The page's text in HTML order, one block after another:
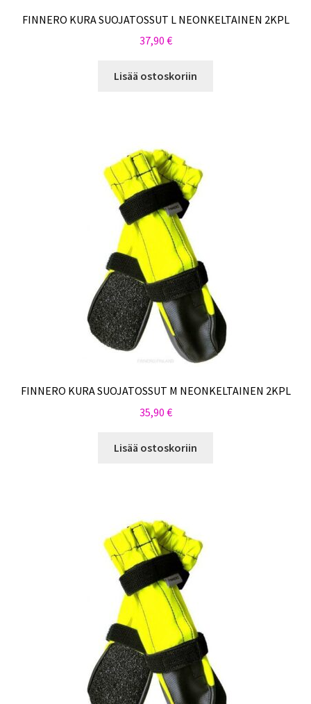
FINNERO KURA SUOJATOSSUT L NEONKELTAINEN 2KPL
37,90 €
Lisää ostoskoriin
FINNERO KURA SUOJATOSSUT M NEONKELTAINEN 2KPL
35,90 €
Lisää ostoskoriin